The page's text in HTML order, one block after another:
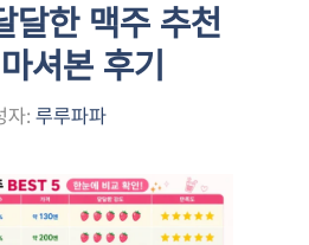
달한 맥주 추천
셔본 후기
자: 루루파파